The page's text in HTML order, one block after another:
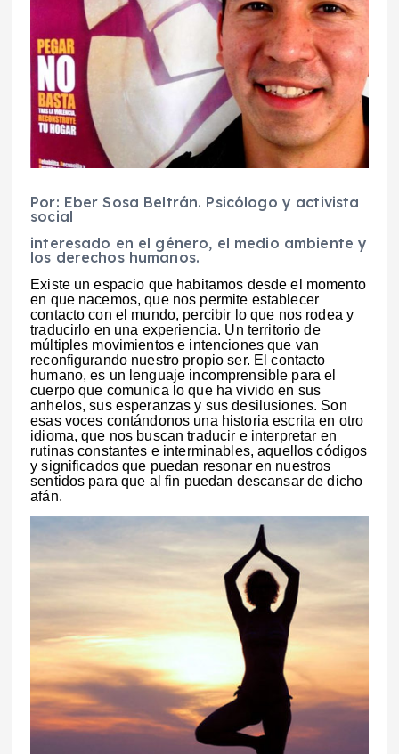
Por: Eber Sosa Beltrán. Psicólogo y activista
social
interesado en el género, el medio ambiente y
los derechos humanos.
Existe un espacio que habitamos desde el momento
en que nacemos, que nos permite establecer
contacto con el mundo, percibir lo que nos rodea y
traducirlo en una experiencia. Un territorio de
múltiples movimientos e intenciones que van
reconfigurando nuestro propio ser. El contacto
humano, es un lenguaje incomprensible para el
cuerpo que comunica lo que ha vivido en sus
anhelos, sus esperanzas y sus desilusiones. Son
esas voces contándonos una historia escrita en otro
idioma, que nos buscan traducir e interpretar en
rutinas constantes e interminables, aquellos códigos
y significados que puedan resonar en nuestros
sentidos para que al fin puedan descansar de dicho
afán.